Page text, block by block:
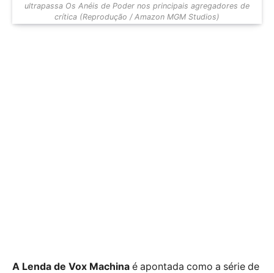
ultrapassa Os Anéis de Poder nos principais agregadores de
crítica (Reprodução / Amazon MGM Studios)
A Lenda de Vox Machina é apontada como a série de